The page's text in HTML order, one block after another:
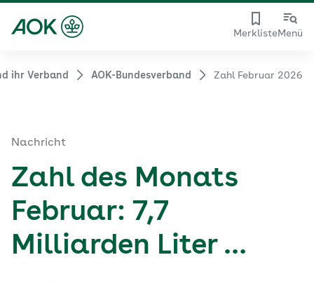
MerklisteMenü
ihr Verband AOK-Bundesverband Zahl Februar 2026
Nachricht
Zahl des Monats
Februar: 7,7
Milliarden Liter …